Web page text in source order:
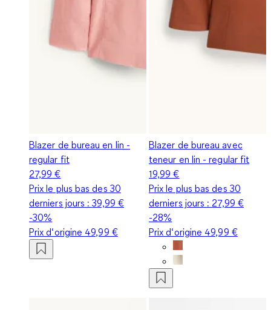
Blazer de bureau en lin -
regular fit
27,99 €
Prix le plus bas des 30
derniers jours :39,99 €
-30%
Prix d‘origine 49,99 €
Blazer de bureau avec
teneur en lin - regular fit
19,99 €
Prix le plus bas des 30
derniers jours : 27,99 €
-28%
Prix d‘origine 49,99 €